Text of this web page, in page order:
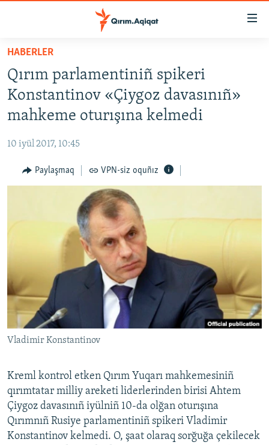
Esas
qaytmaq
Baş
navigatsiyağa
qaytmaq
Qıdıruvğa
qaytmaq
SİYASET
İQTİSADİYAT
MEDENİYET
İNSAN AQLARI
Русский
Українською
QOŞULIÑIZ!
RFE/RS bütün saytları
HABERLER
Qırım parlamentiniñ spikeri
Konstantinov «Çiygoz davasınıñ»
mahkeme oturışına kelmedi
10 iyül 2017, 10:45
Paylaşmaq VPN-siz oquñız
Vladimir Konstantinov
Kreml kontrol etken Qırım Yuqarı mahkemesiniñ
qırımtatar milliy areketi liderlerinden birisi Ahtem
Çiygoz davasınıñ iyülniñ 10-da olğan oturışına
Qırımnıñ Rusiye parlamentiniñ spikeri Vladimir
Konstantinov kelmedi. O, şaat olaraq sorğuğa çekilecek